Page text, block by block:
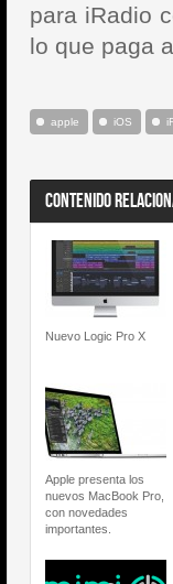
para iRadio
lo que paga
apple iOS
CONTENIDO
Nuevo Logic Pro X
Apple presenta los
nuevos MacBook Pro,
con novedades
importantes.